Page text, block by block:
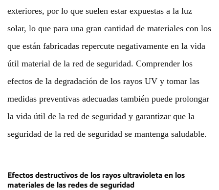
exteriores, por lo que suelen estar expuestas a la luz
solar, lo que para una gran cantidad de materiales con los
que están fabricadas repercute negativamente en la vida
útil material de la red de seguridad. Comprender los
efectos de la degradación de los rayos UV y tomar las
medidas preventivas adecuadas también puede prolongar
la vida útil de la red de seguridad y garantizar que la
seguridad de la red de seguridad se mantenga saludable.
Efectos destructivos de los rayos ultravioleta en los
materiales de las redes de seguridad